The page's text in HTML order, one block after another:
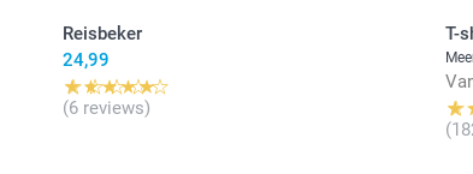
Reisbeker
24,99
(6 reviews)
T-